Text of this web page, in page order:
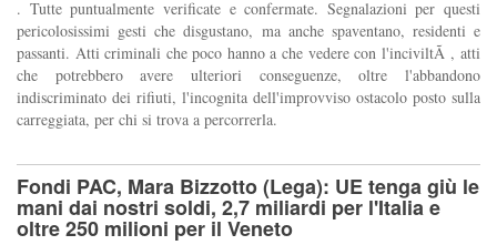
. Tutte puntualmente verificate e confermate. Segnalazioni per questi
pericolosissimi gesti che disgustano, ma anche spaventano, residenti e
passanti. Atti criminali che poco hanno a che vedere con l'inciviltÃ , atti
che potrebbero avere ulteriori conseguenze, oltre l'abbandono
indiscriminato dei rifiuti, l'incognita dell'improvviso ostacolo posto sulla
carreggiata, per chi si trova a percorrerla.
Fondi PAC, Mara Bizzotto (Lega): UE tenga giù le
mani dai nostri soldi, 2,7 miliardi per l'Italia e
oltre 250 milioni per il Veneto